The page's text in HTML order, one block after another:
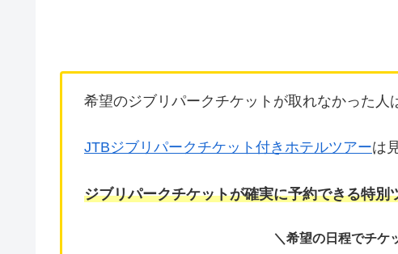
希望のジブリパークチケットが取れなかった人
JTBジブリパークチケット付きホテルツアーは
ジブリパークチケットが確実に予約できる特別
＼希望の日程でチケ